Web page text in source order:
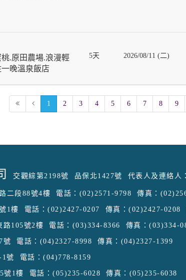
.原田農場.浪漫輕
晚溫泉飯店
5天 2026/08/11 (二)
1 2 3 4 5 6 7 8 9
交觀綜第2198號 品保北1427號 代表人及連絡人
二段88號4樓 電話：(02)2571-9798 傳真：
1樓 電話：(02)2427-0207 傳真：(02)2427-0208
路105號2樓 電話：(03)334-8366 傳真：(03)334-
號 電話：(04)2327-8998 傳真：(04)2327-1399
1號 電話：(04)778-8159
號1樓 電話：(05)235-6028 傳真：(05)235-6038